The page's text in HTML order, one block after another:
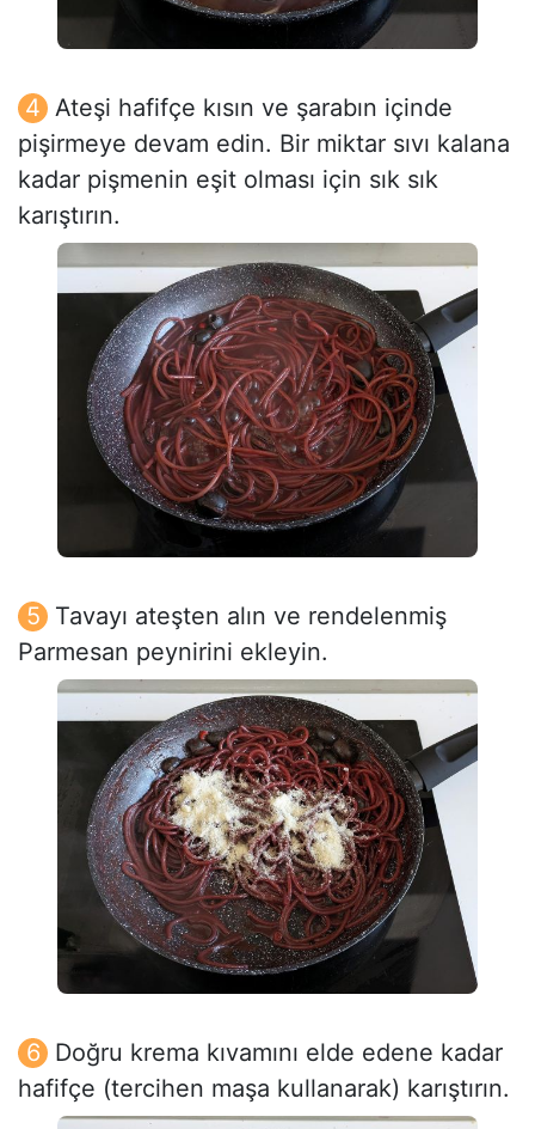
Ateşi hafifçe kısın ve şarabın içinde
pişirmeye devam edin. Bir miktar sıvı kalana
kadar pişmenin eşit olması için sık sık
karıştırın.
Tavayı ateşten alın ve rendelenmiş
Parmesan peynirini ekleyin.
Doğru krema kıvamını elde edene kadar
hafifçe (tercihen maşa kullanarak) karıştırın.